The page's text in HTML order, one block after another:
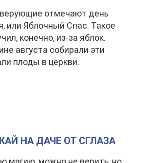
отмечают день
или Яблочный Спас. Такое
конечно, из-за яблок.
августа собирали эти
плоды в церкви.
НА ДАЧЕ ОТ СГЛАЗА